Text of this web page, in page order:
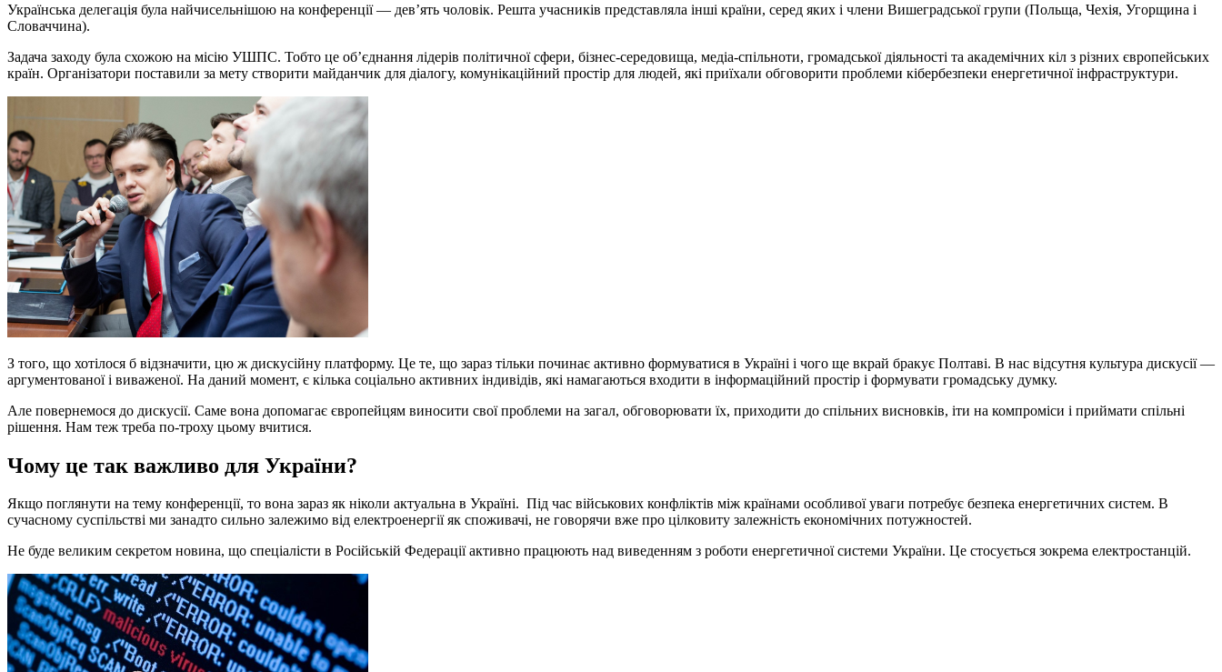
Українська делегація була найчисельнішою на конференції — дев’ять чоловік. Решта учасників представляла інші країни, серед яких і члени Вишеградської групи (Польща, Чехія, Угорщина і
Словаччина).
Задача заходу була схожою на місію УШПС. Тобто це об’єднання лідерів політичної сфери, бізнес-середовища, медіа-спільноти, громадської діяльності та академічних кіл з різних європейських
країн. Організатори поставили за мету створити майданчик для діалогу, комунікаційний простір для людей, які приїхали обговорити проблеми кібербезпеки енергетичної інфраструктури.
З того, що хотілося б відзначити, цю ж дискусійну платформу. Це те, що зараз тільки починає активно формуватися в Україні і чого ще вкрай бракує Полтаві. В нас відсутня культура дискусії —
аргументованої і виваженої. На даний момент, є кілька соціально активних індивідів, які намагаються входити в інформаційний простір і формувати громадську думку.
Але повернемося до дискусії. Саме вона допомагає європейцям виносити свої проблеми на загал, обговорювати їх, приходити до спільних висновків, іти на компроміси і приймати спільні
рішення. Нам теж треба по-троху цьому вчитися.
Чому це так важливо для України?
Якщо поглянути на тему конференції, то вона зараз як ніколи актуальна в Україні. Під час військових конфліктів між країнами особливої уваги потребує безпека енергетичних систем. В
сучасному суспільстві ми занадто сильно залежимо від електроенергії як споживачі, не говорячи вже про цілковиту залежність економічних потужностей.
Не буде великим секретом новина, що спеціалісти в Російській Федерації активно працюють над виведенням з роботи енергетичної системи України. Це стосується зокрема електростанцій.